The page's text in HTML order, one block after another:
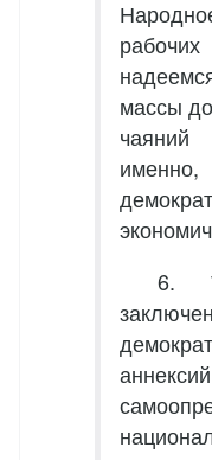
массы
6.